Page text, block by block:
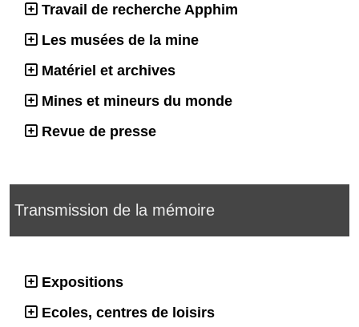
Travail de recherche Apphim
Les musées de la mine
Matériel et archives
Mines et mineurs du monde
Revue de presse
Transmission de la mémoire
Expositions
Ecoles, centres de loisirs